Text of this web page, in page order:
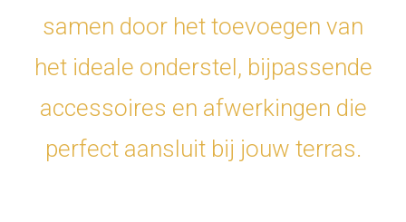
samen door het toevoegen van
het ideale onderstel, bijpassende
accessoires en afwerkingen die
perfect aansluit bij jouw terras.